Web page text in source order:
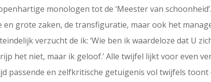
monologen tot de ‘Meester van
en grote zaken, de transfiguratie, maar ook het
verzucht de ik: ‘Wie ben ik waardeloze dat U
het niet, maar ik geloof.’ Alle twijfel lijkt voor even
passende en zelfkritische getuigenis vol twijfels toont